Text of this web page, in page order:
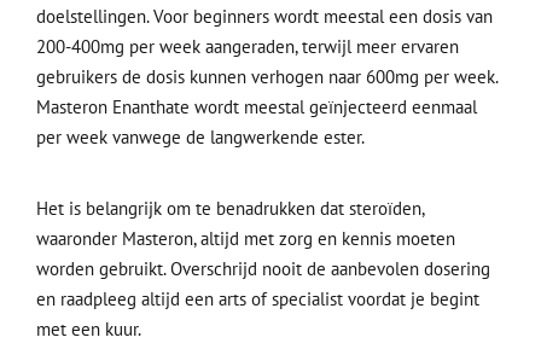
doelstellingen. Voor beginners wordt meestal een dosis van
200-400mg per week aangeraden, terwijl meer ervaren
gebruikers de dosis kunnen verhogen naar 600mg per week.
Masteron Enanthate wordt meestal geïnjecteerd eenmaal
per week vanwege de langwerkende ester.
Het is belangrijk om te benadrukken dat steroïden,
waaronder Masteron, altijd met zorg en kennis moeten
worden gebruikt. Overschrijd nooit de aanbevolen dosering
en raadpleeg altijd een arts of specialist voordat je begint
met een kuur.